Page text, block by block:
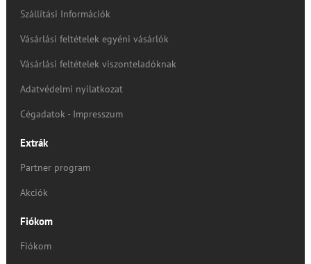
Szállítási Információk
Vásárlási feltételek egyéni vásárlók
Vásárlási feltételek viszonteladóknak
Adatvédelmi nyilatkozat
Cégadatok - Impresszum
Extrák
Partner program
Akciók
Fiókom
Fiókom